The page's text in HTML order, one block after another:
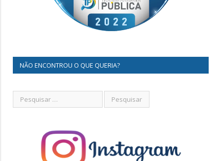
NÃO ENCONTROU O QUE QUERIA?